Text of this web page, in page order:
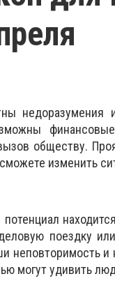
недоразумения
обществу.
изменить
поездку
неповторимость и
могут удивить